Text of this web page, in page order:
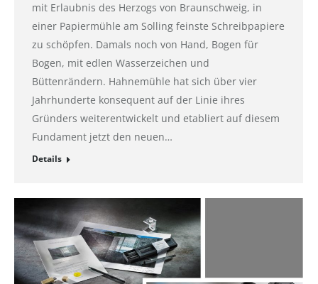
mit Erlaubnis des Herzogs von Braunschweig, in
einer Papiermühle am Solling feinste Schreibpapiere
zu schöpfen. Damals noch von Hand, Bogen für
Bogen, mit edlen Wasserzeichen und
Büttenrändern. Hahnemühle hat sich über vier
Jahrhunderte konsequent auf der Linie ihres
Gründers weiterentwickelt und etabliert auf diesem
Fundament jetzt den neuen…
Details